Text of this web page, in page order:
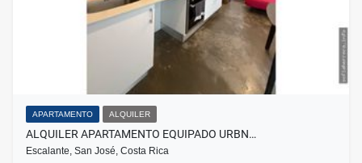
APARTAMENTO ALQUILER
ALQUILER APARTAMENTO EQUIPADO URBN…
Escalante, San José, Costa Rica